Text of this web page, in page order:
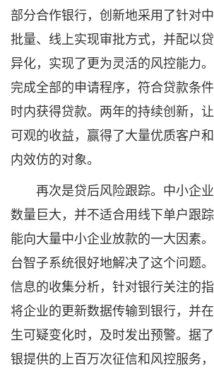
部分合作银行，创新地采用了针对中
批量、线上实现审批方式，并配以
异化，实现了更为灵活的风控能力
完成全部的申请程序，符合贷款条
时内获得贷款。两年的持续创新，
可观的收益，赢得了大量优质客户
内效仿的对象。
再次是贷后风险跟踪。中小企业
数量巨大，并不适合用线下单户跟
能向大量中小企业放款的一大因素
台智子系统很好地解决了这个问题
信息的收集分析，针对银行关注的
将企业的更新数据传输到银行，并
生可疑变化时，及时发出预警。据
银提供的上百万次征信和风控服务